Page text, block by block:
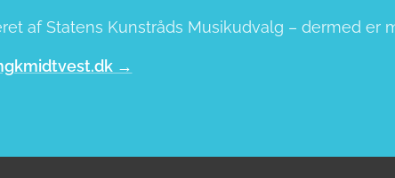
af Statens Kunstråds Musikudvalg – dermed er
→